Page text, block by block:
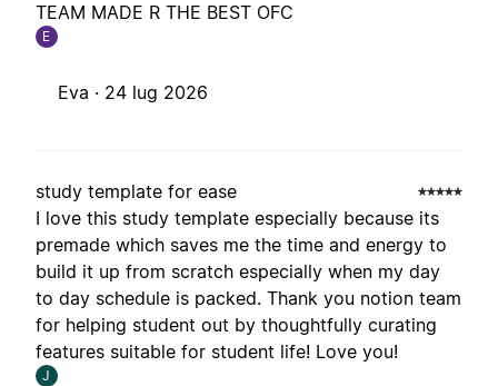
TEAM MADE R THE BEST OFC
E
Eva · 24 lug 2026
study template for ease
I love this study template especially because its
premade which saves me the time and energy to
build it up from scratch especially when my day
to day schedule is packed. Thank you notion team
for helping student out by thoughtfully curating
features suitable for student life! Love you!
J